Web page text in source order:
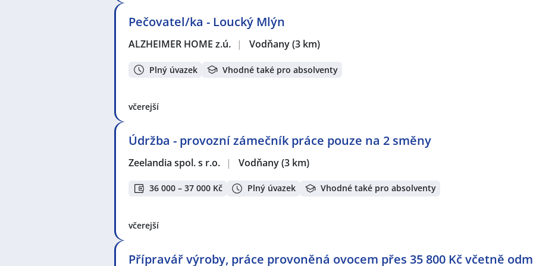
Pečovatel/ka - Loucký Mlýn
ALZHEIMER HOME z.ú. | Vodňany(3 km)
Plný úvazek Vhodné také pro absolventy
včerejší
Údržba - provozní zámečník práce pouze na 2 směny
Zeelandia spol. s r.o. | Vodňany(3 km)
36 000 – 37 000 Kč Plný úvazek Vhodné také pro absolventy
včerejší
Přípravář výroby, práce provoněná ovocem přes 35 800 Kč včetně